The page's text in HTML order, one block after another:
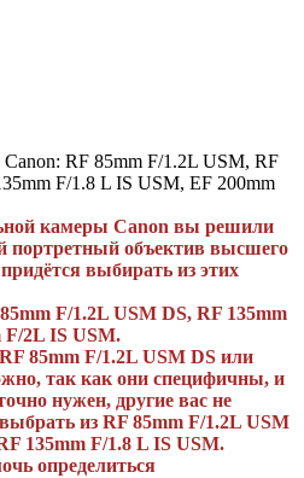
RF 85mm F/1.2L USM, RF
F/1.8 L IS USM, EF 200mm
камеры Canon вы решили
портретный объектив высшего
выбирать из этих
F/1.2L USM DS, RF 135mm
F/2L IS USM.
85mm F/1.2L USM DS или
так как они специфичны, и
нужен, другие вас не
из RF 85mm F/1.2L USM
135mm F/1.8 L IS USM.
определиться